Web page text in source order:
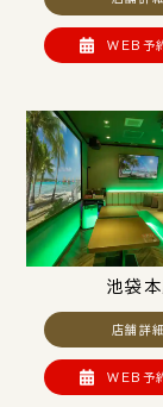
WEB予
池袋
店舗詳細
WEB予